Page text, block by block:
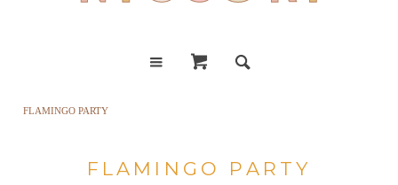
FLAMINGO PARTY
FLAMINGO PARTY